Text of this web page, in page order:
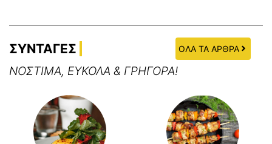
ΣΥΝΤΑΓΕΣ ΟΛΑ ΤΑ ΑΡΘΡΑ
ΝΟΣΤΙΜΑ, ΕΥΚΟΛΑ & ΓΡΗΓΟΡΑ!